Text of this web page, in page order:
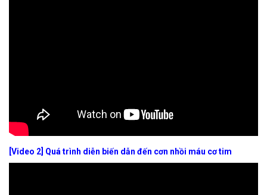
[Video 2] Quá trình diễn biến dẫn đến cơn nhồi máu cơ tim